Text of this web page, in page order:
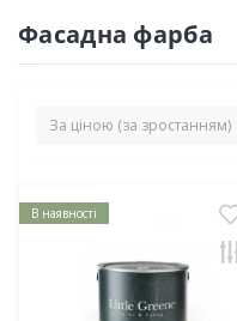
Фасадна фарба
В наявності